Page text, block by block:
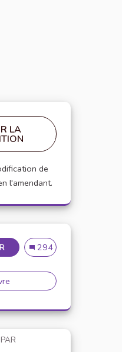
LA
de
l'amendant.
MISE EN PLACE DE
Mise en place de
294
Mise en place de référents